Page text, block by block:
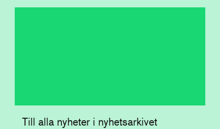
Till alla nyheter i nyhetsarkivet